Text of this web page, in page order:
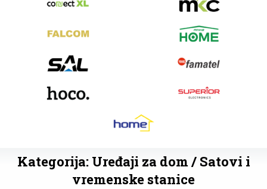
Kategorija: Uređaji za dom / Satovi i
vremenske stanice